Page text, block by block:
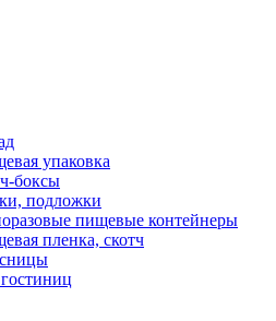
упаковка
боксы
подложки
пищевые контейнеры
пленка, скотч